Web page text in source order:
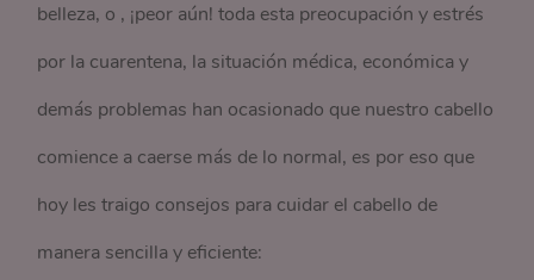
belleza, o , ¡peor aún! toda esta preocupación y estrés
por la cuarentena, la situación médica, económica y
demás problemas han ocasionado que nuestro cabello
comience a caerse más de lo normal, es por eso que
hoy les traigo consejos para cuidar el cabello de
manera sencilla y eficiente: